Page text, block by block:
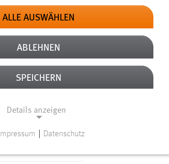
ALLE AUSWÄHLEN
ABLEHNEN
SPEICHERN
Details anzeigen
Impressum Datenschutz